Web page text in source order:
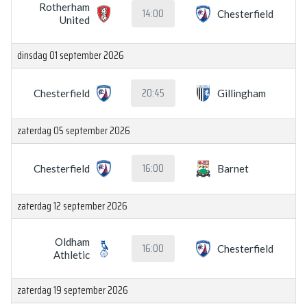
Rotherham
United
14:00 Chesterfield
dinsdag 01 september 2026
Chesterfield 20:45 Gillingham
zaterdag 05 september 2026
Chesterfield 16:00 Barnet
zaterdag 12 september 2026
Oldham
Athletic
16:00 Chesterfield
zaterdag 19 september 2026